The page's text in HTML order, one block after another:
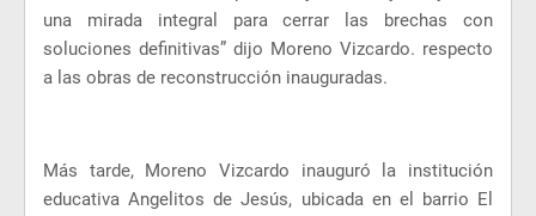
una mirada integral para cerrar las brechas con
soluciones definitivas” dijo Moreno Vizcardo. respecto
a las obras de reconstrucción inauguradas.
Más tarde, Moreno Vizcardo inauguró la institución
educativa Angelitos de Jesús, ubicada en el barrio El